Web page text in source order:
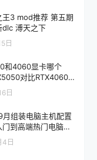
王3 mod推荐 第五期
dlc 溥天之下
日
和4060显卡哪个
对比RTX4060/
评测
日
组装电脑主机配置
到高端热门电脑配
4日